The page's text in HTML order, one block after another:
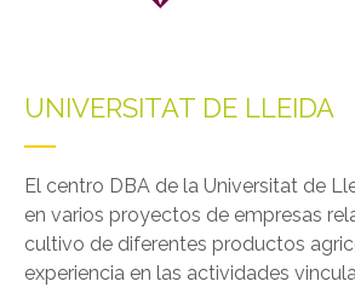
UNIVERSITAT DE LLEIDA
El centro DBA de la Universitat de
en varios proyectos de empresas
cultivo de diferentes productos
experiencia en las actividades